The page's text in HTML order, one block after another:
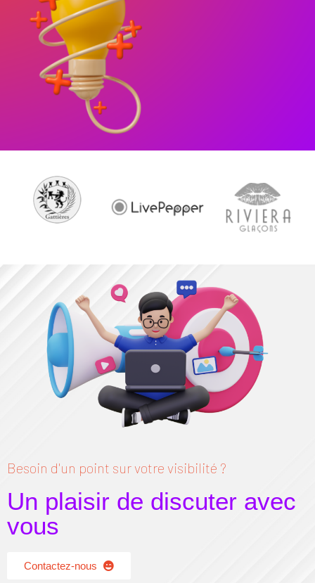
Besoin d'un point sur votre visibilité ?
Un plaisir de discuter avec
vous
Contactez-nous